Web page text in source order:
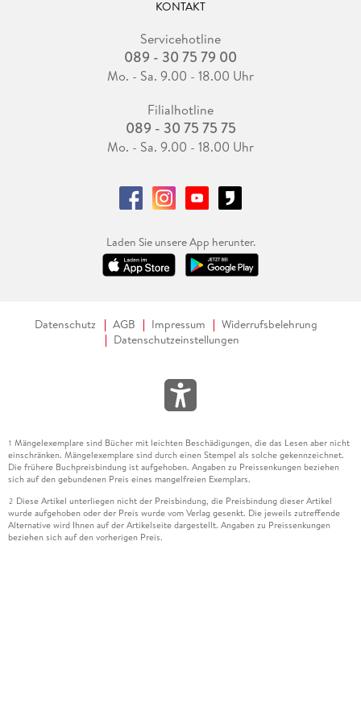
KONTAKT
Servicehotline
089 - 30 75 79 00
Mo. - Sa. 9.00 - 18.00 Uhr
Filialhotline
089 - 30 75 75 75
Mo. - Sa. 9.00 - 18.00 Uhr
Laden Sie unsere App herunter.
Datenschutz AGB Impressum
Widerrufsbelehrung
Datenschutzeinstellungen
1 Mängelexemplare sind Bücher mit leichten Beschädigungen, die das Lesen aber nicht
einschränken. Mängelexemplare sind durch einen Stempel als solche gekennzeichnet.
Die frühere Buchpreisbindung ist aufgehoben. Angaben zu Preissenkungen beziehen
sich auf den gebundenen Preis eines mangelfreien Exemplars.
2 Diese Artikel unterliegen nicht der Preisbindung, die Preisbindung dieser Artikel
wurde aufgehoben oder der Preis wurde vom Verlag gesenkt. Die jeweils zutreffende
Alternative wird Ihnen auf der Artikelseite dargestellt. Angaben zu Preissenkungen
beziehen sich auf den vorherigen Preis.